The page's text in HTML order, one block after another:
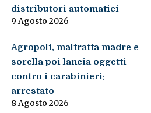
distributori automatici
9 Agosto 2026
Agropoli, maltratta madre e
sorella poi lancia oggetti
contro i carabinieri:
arrestato
8 Agosto 2026